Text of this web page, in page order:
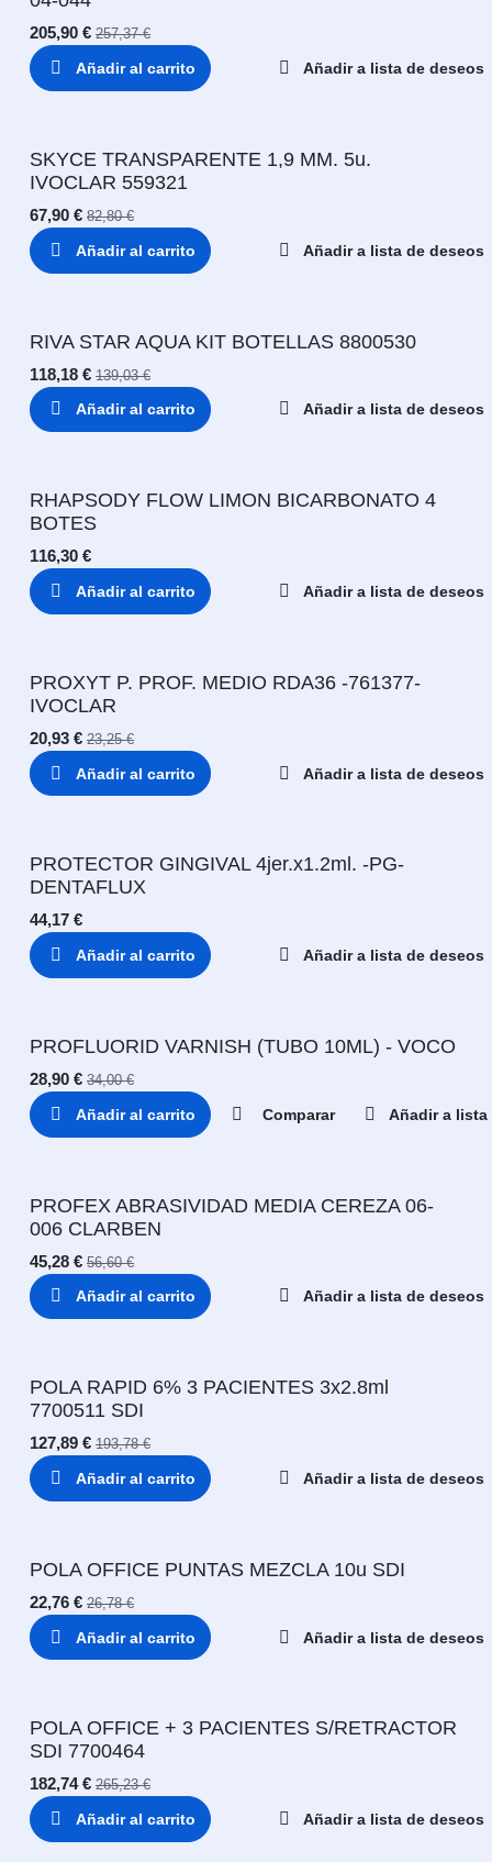
205,90 € 257,37€
Añadir al carrito Añadir a lista de deseos
SKYCE TRANSPARENTE 1,9 MM. 5u.
IVOCLAR 559321
67,90 € 82,80€
Añadir al carrito Añadir a lista de deseos
RIVA STAR AQUA KIT BOTELLAS 8800530
118,18 € 139,03€
Añadir al carrito Añadir a lista de deseos
RHAPSODY FLOW LIMON BICARBONATO 4
BOTES
116,30 €
Añadir al carrito Añadir a lista de deseos
PROXYT P. PROF. MEDIO RDA36 -761377-
IVOCLAR
20,93 € 23,25€
Añadir al carrito Añadir a lista de deseos
PROTECTOR GINGIVAL 4jer.x1.2ml. -PG-
DENTAFLUX
44,17 €
Añadir al carrito Añadir a lista de deseos
PROFLUORID VARNISH (TUBO 10ML) - VOCO
28,90 € 34,00€
Añadir al carrito Comparar Añadir a lista
PROFEX ABRASIVIDAD MEDIA CEREZA 06-
006 CLARBEN
45,28 € 56,60€
Añadir al carrito Añadir a lista de deseos
POLA RAPID 6% 3 PACIENTES 3x2.8ml
7700511 SDI
127,89 € 193,78€
Añadir al carrito Añadir a lista de deseos
POLA OFFICE PUNTAS MEZCLA 10u SDI
22,76 € 26,78€
Añadir al carrito Añadir a lista de deseos
POLA OFFICE + 3 PACIENTES S/RETRACTOR
SDI 7700464
182,74€ 265,23€
Añadir al carrito Añadir a lista de deseos